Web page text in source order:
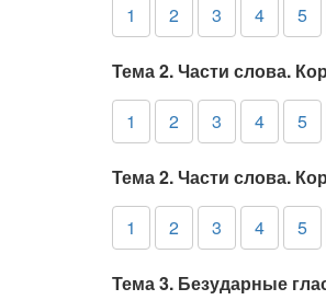
1 2 3 4 5
Тема 2. Части слова.
1 2 3 4 5
Тема 2. Части слова.
1 2 3 4 5
Тема 3. Безударные